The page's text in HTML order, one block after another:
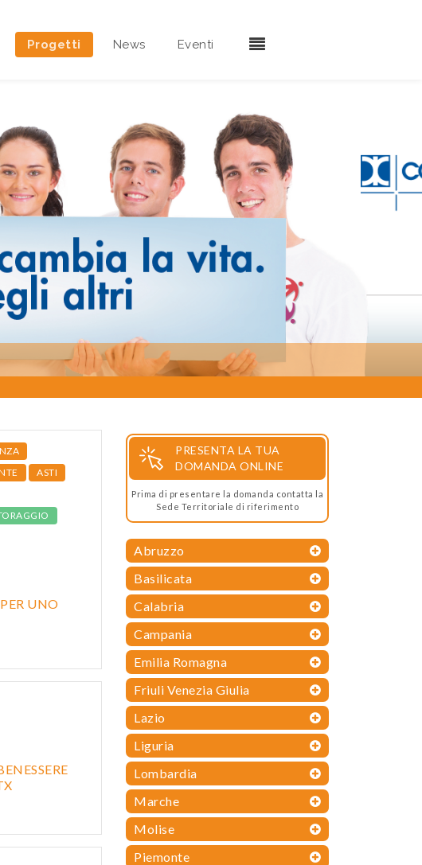
Progetti News Eventi
ASTI
UNO
PRESENTA LA TUA
DOMANDA ONLINE
Prima di presentare la domanda contatta la
Sede Territoriale di riferimento
Abruzzo
Basilicata
Calabria
Campania
Emilia Romagna
Friuli Venezia Giulia
Lazio
Liguria
Lombardia
Marche
Molise
Piemonte